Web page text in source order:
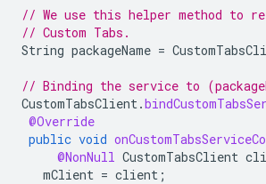
// We use this helper method to
// Custom Tabs.
String packageName =
// Binding the service to
CustomTabsClient.
@Override
public void
@NonNull CustomTabsClient
mClient = client ;